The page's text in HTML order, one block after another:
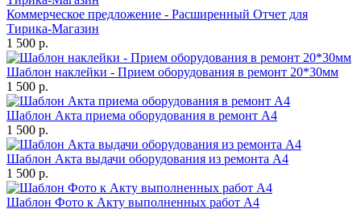
Коммерческое предложение - Расширенный Отчет для
Тирика-Магазин
1 500 р.
Шаблон наклейки - Прием оборудования в ремонт 20*30мм
1 500 р.
Шаблон Акта приема оборудования в ремонт А4
1 500 р.
Шаблон Акта выдачи оборудования из ремонта А4
1 500 р.
Шаблон Фото к Акту выполненных работ А4